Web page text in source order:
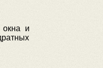
окна и